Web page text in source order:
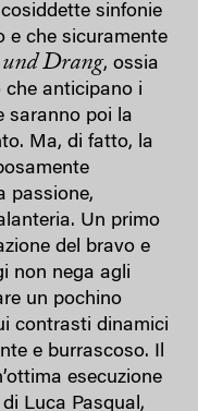
sinfonie
e che sicuramente
Drang, ossia
che anticipano i
saranno poi la
Ma, di fatto, la
passione,
Un primo
del bravo e
non nega agli
un pochino
contrasti dinamici
e burrascoso. Il
esecuzione
Luca Pasqual,